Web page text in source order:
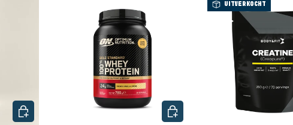
KIES MOGELIJKHEDEN KIES MOGELIJKHEDEN
UITVERKOCHT